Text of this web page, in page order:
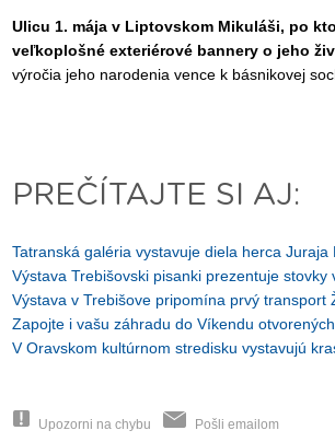
Ulicu 1. mája v Liptovskom Mikuláši, po
veľkoplošné exteriérové bannery o jeho
výročia jeho narodenia vence k básnikovej
PREČÍTAJTE SI AJ:
Tatranská galéria vystavuje diela herca Juraja
Výstava Trebišovski pisanki prezentuje stovky
Výstava v Trebišove pripomína prvý transport
Zapojte i vašu záhradu do Víkendu
V Oravskom kultúrnom stredisku vystavujú
Upozorni na chybu Pošli emailom